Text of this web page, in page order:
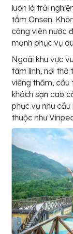
luôn là trải
tắm Onsen.
công viên nước
mạnh phục vụ
Ngoài khu vực
tâm linh, nơi thờ
viếng thăm, cầu
khách sạn cao
phục vụ nhu
thuộc như